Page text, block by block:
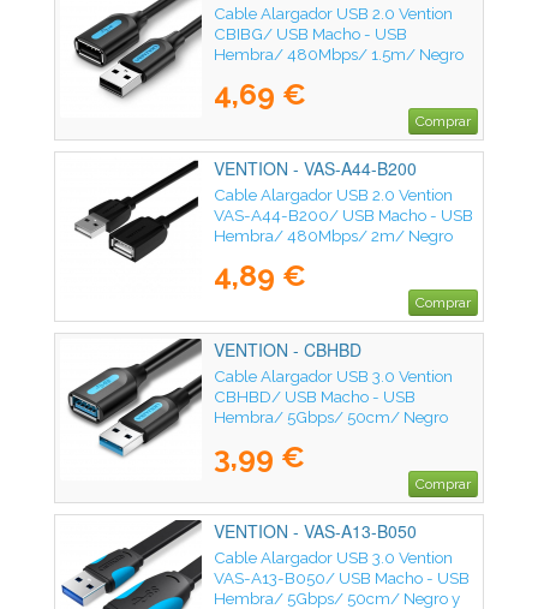
Cable Alargador USB 2.0 Vention
CBIBG/ USB Macho - USB
Hembra/ 480Mbps/ 1.5m/ Negro
4,69 €
Comprar
VENTION - VAS-A44-B200
Cable Alargador USB 2.0 Vention
VAS-A44-B200/ USB Macho - USB
Hembra/ 480Mbps/ 2m/ Negro
4,89 €
Comprar
VENTION - CBHBD
Cable Alargador USB 3.0 Vention
CBHBD/ USB Macho - USB
Hembra/ 5Gbps/ 50cm/ Negro
3,99 €
Comprar
VENTION - VAS-A13-B050
Cable Alargador USB 3.0 Vention
VAS-A13-B050/ USB Macho - USB
Hembra/ 5Gbps/ 50cm/ Negro y